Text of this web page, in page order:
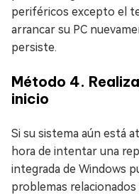
periféricos excepto el
arrancar su PC
persiste.
Método 4.
inicio
Si su sistema aún está
hora de intentar una
integrada de Windows
problemas